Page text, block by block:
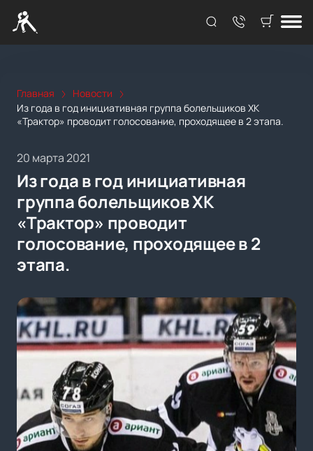
Главная
Новости
Из года в год инициативная группа болельщиков ХК
«Трактор» проводит голосование, проходящее в 2 этапа.
20 марта 2021
Из года в год инициативная
группа болельщиков ХК
«Трактор» проводит
голосование, проходящее в 2
этапа.